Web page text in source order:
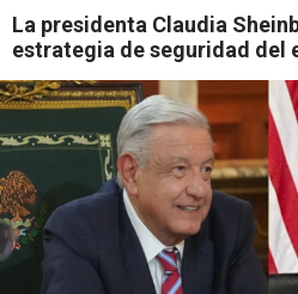
La presidenta Claudia
estrategia de seguridad del